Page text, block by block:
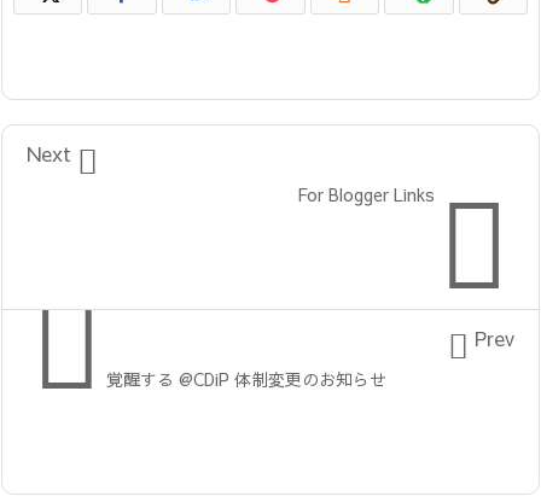

For Blogger Links

Next
 覚醒する @CDiP 体制変更のお知らせ
 Prev